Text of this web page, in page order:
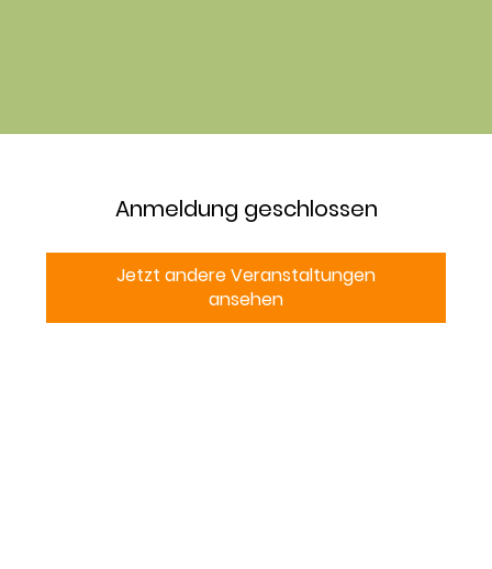
Anmeldung geschlossen
Jetzt andere Veranstaltungen
ansehen